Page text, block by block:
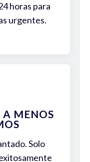
horas para
urgentes.
MENOS
Solo